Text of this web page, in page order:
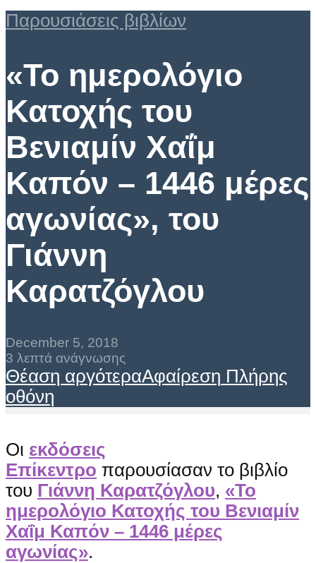
Παρουσιάσεις βιβλίων
«Το ημερολόγιο
Κατοχής του
Βενιαμίν Χαΐμ
Καπόν – 1446 μέρες
αγωνίας», του
Γιάννη
Καρατζόγλου
December 5, 2018
3 λεπτά ανάγνωσης
Θέαση αργότεραΑφαίρεση Πλήρης
οθόνη
Οι εκδόσεις
Επίκεντρο παρουσίασαν το βιβλίο
του Γιάννη Καρατζόγλου, «Το
ημερολόγιο Κατοχής του Βενιαμίν
Χαΐμ Καπόν – 1446 μέρες
αγωνίας».